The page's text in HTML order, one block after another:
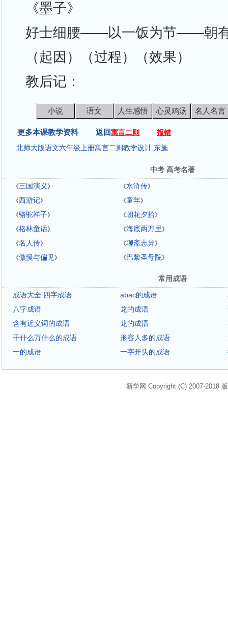
《墨子》
好士细腰——以一饭为节——朝
（起因）（过程）（效果）
教后记：
小说 语文 人生感悟 心灵鸡汤 名人名言
更多本课教学资料 返回寓言二则
报错
北师大版语文六年级上册寓言二则教学设计,东施
中考 高考名著
《三国演义 》 《水浒传》
《西游记》 《童年》
《骆驼祥子》 《朝花夕拾》
《格林童话》 《海底两万里 》
《名人传》 《聊斋志异》
《傲慢与偏见》 《巴黎圣母院》
常用成语
成语大全 四字成语
abac的成语
八字成语
龙的成语
含有近义词的成语
龙的成语
千什么万什么的成语
形容人多的成语
一的成语
一字开头的成语
新学网 Copyright (C) 2007-2018